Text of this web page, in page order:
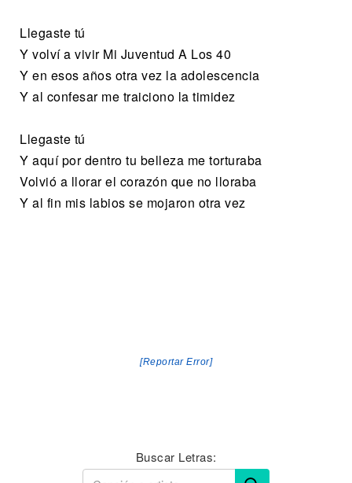
Llegaste tú
Y volví a vivir Mi Juventud A Los 40
Y en esos años otra vez la adolescencia
Y al confesar me traiciono la timidez
Llegaste tú
Y aquí por dentro tu belleza me torturaba
Volvió a llorar el corazón que no lloraba
Y al fin mis labios se mojaron otra vez
[Reportar Error]
Buscar Letras: